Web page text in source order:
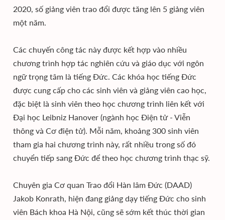
2020, số giảng viên trao đổi được tăng lên 5 giảng viên
một năm.
Các chuyến công tác này được kết hợp vào nhiều
chương trình hợp tác nghiên cứu và giáo dục với ngôn
ngữ trọng tâm là tiếng Đức. Các khóa học tiếng Đức
được cung cấp cho các sinh viên và giảng viên cao học,
đặc biệt là sinh viên theo học chương trình liên kết với
Đại học Leibniz Hanover (ngành học Điện tử - Viễn
thông và Cơ điện tử). Mỗi năm, khoảng 300 sinh viên
tham gia hai chương trình này, rất nhiều trong số đó
chuyển tiếp sang Đức để theo học chương trình thạc sỹ.
Chuyên gia Cơ quan Trao đổi Hàn lâm Đức (DAAD)
Jakob Konrath, hiện đang giảng dạy tiếng Đức cho sinh
viên Bách khoa Hà Nội, cũng sẽ sớm kết thúc thời gian